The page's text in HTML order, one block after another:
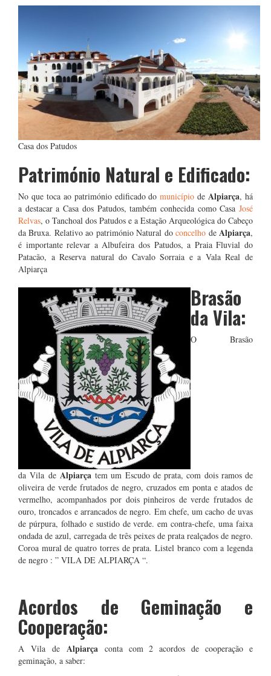
Casa dos Patudos
Património Natural e Edificado:
No que toca ao património edificado domunicípio deAlpiarça, há
a destacar a Casa dos Patudos, também conhecida como Casa José
Relvas, o Tanchoal dos Patudos e a Estação Arqueológica do Cabeço
da Bruxa. Relativo ao património Natural doconcelho deAlpiarça,
é importante relevar a Albufeira dos Patudos, a Praia Fluvial do
Patacão, a Reserva natural do Cavalo Sorraia e a Vala Real de
Alpiarça
Brasão
da Vila:
O Brasão
da Vila de Alpiarçatem um Escudo de prata, com dois ramos de
oliveira de verde frutados de negro, cruzados em ponta e atados de
vermelho, acompanhados por dois pinheiros de verde frutados de
ouro, troncados e arrancados de negro. Em chefe, um cacho de uvas
de púrpura, folhado e sustido de verde. em contra-chefe, uma faixa
ondada de azul, carregada de três peixes de prata realçados de negro.
Coroa mural de quatro torres de prata. Listel branco com a legenda
de negro : ” VILA DE ALPIARÇA “.
Acordos de Geminação e
Cooperação:
A Vila de Alpiarçaconta com 2 acordos de cooperação e
geminação, a saber: